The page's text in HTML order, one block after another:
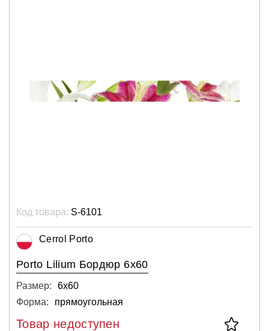
Код товара: S-6101
Cerrol Porto
Porto Lilium Бордюр 6х60
Размер:
6х60
Форма:
прямоугольная
Товар недоступен